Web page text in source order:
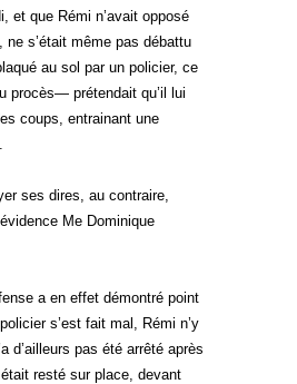
et que Rémi n’avait opposé
ne s’était même pas débattu
au sol par un policier, ce
procès— prétendait qu’il lui
coups, entrainant une
ses dires, au contraire,
Me Dominique
a en effet démontré point
s’est fait mal, Rémi n’y
d’ailleurs pas été arrêté après
était resté sur place, devant